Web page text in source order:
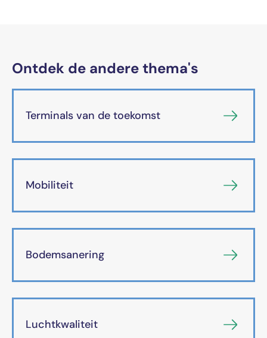
Ontdek de andere thema's
Terminals van de toekomst
Mobiliteit
Bodemsanering
Luchtkwaliteit